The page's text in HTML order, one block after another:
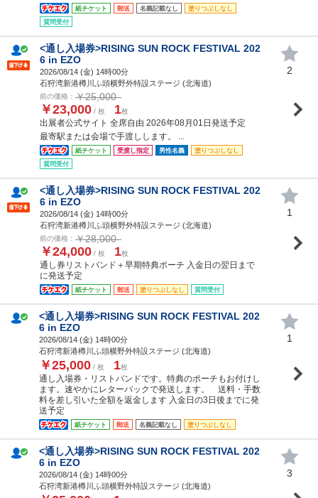
紙チケット 郵送 名義記載なし
塗りつぶしなし
質問受付
<通し入場券>RISING SUN ROCK FESTIVAL 202
6 in EZO
2026/08/14 (金) 14時00分
石狩湾新港樽川ふ頭横野外特設ステージ (北海道)
前の価格： ￥25,000
￥23,000 / 枚 1枚
出展者公式サイト 全席自由 2026年08月01日発送予定
最寄駅または会場で手渡しします。 ...
紙チケット 受渡し指定 男性名義
塗りつぶしなし
質問受付
2
<通し入場券>RISING SUN ROCK FESTIVAL 202
6 in EZO
2026/08/14 (金) 14時00分
石狩湾新港樽川ふ頭横野外特設ステージ (北海道)
前の価格： ￥28,000
￥24,000 / 枚 1枚
通し券リストバンド＋早期特典ポーチ 入金日の翌日まで
に発送予定
紙チケット 郵送 塗りつぶしなし 質問受付
1
<通し入場券>RISING SUN ROCK FESTIVAL 202
6 in EZO
2026/08/14 (金) 14時00分
石狩湾新港樽川ふ頭横野外特設ステージ (北海道)
￥25,000 / 枚 1枚
通し入場券・リストバンドです。特典のポーチもお付けし
ます。速やかにレターパックで発送します。 送料・手数
料を差し引いた全額を返金します 入金日の3日後までに発
送予定
紙チケット 郵送 名義記載なし 塗りつぶしなし
1
<通し入場券>RISING SUN ROCK FESTIVAL 202
6 in EZO
2026/08/14 (金) 14時00分
石狩湾新港樽川ふ頭横野外特設ステージ (北海道)
3